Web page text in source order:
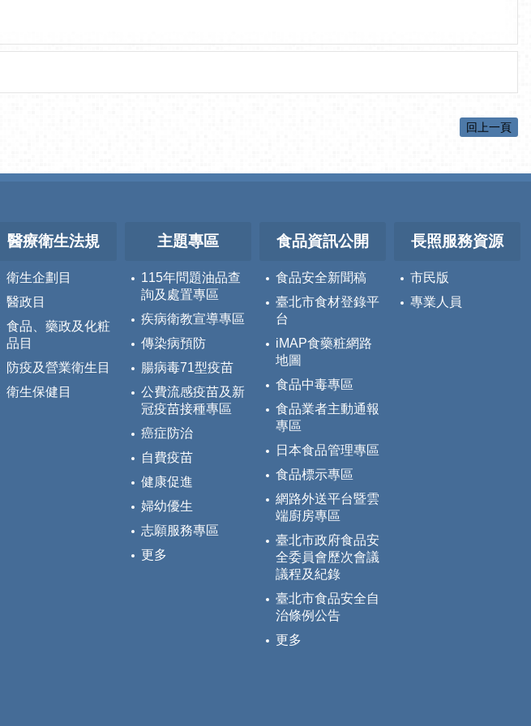
回上一頁
醫療衛生法規
衛生企劃目
醫政目
食品、藥政及化粧
品目
防疫及營業衛生目
衛生保健目
主題專區
115年問題油品查
詢及處置專區
疾病衛教宣導專區
傳染病預防
腸病毒71型疫苗
公費流感疫苗及新
冠疫苗接種專區
癌症防治
自費疫苗
健康促進
婦幼優生
志願服務專區
更多
食品資訊公開
食品安全新聞稿
臺北市食材登錄平
台
iMAP食藥粧網路
地圖
食品中毒專區
食品業者主動通報
專區
日本食品管理專區
食品標示專區
網路外送平台暨雲
端廚房專區
臺北市政府食品安
全委員會歷次會議
議程及紀錄
臺北市食品安全自
治條例公告
更多
長照服務資源
市民版
專業人員